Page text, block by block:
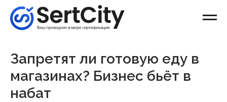
Запретят ли готовую еду в
магазинах? Бизнес бьёт в
набат